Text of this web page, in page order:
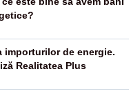
importurilor de energie.
Realitatea Plus